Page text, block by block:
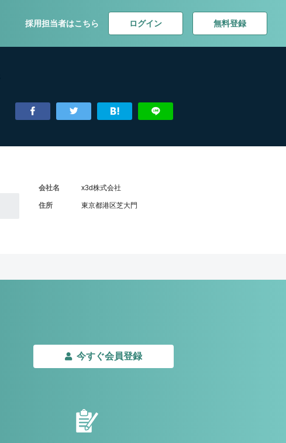
採用担当者はこちら ログイン 無料登録
会社名 x3d株式会社
住所 東京都港区芝大門
今すぐ会員登録